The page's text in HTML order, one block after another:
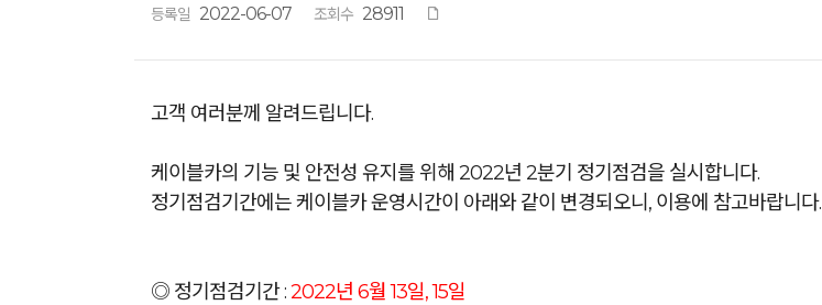
등록일 2022-06-07 조회수 28911
고객 여러분께 알려드립니다.
케이블카의 기능 및 안전성 유지를 위해 2022년 2분기 정기점검을 실시합니다.
정기점검기간에는 케이블카 운영시간이 아래와 같이 변경되오니, 이용에 참고바랍니다.
◎ 정기점검기간 :2022년 6월 13일, 15일